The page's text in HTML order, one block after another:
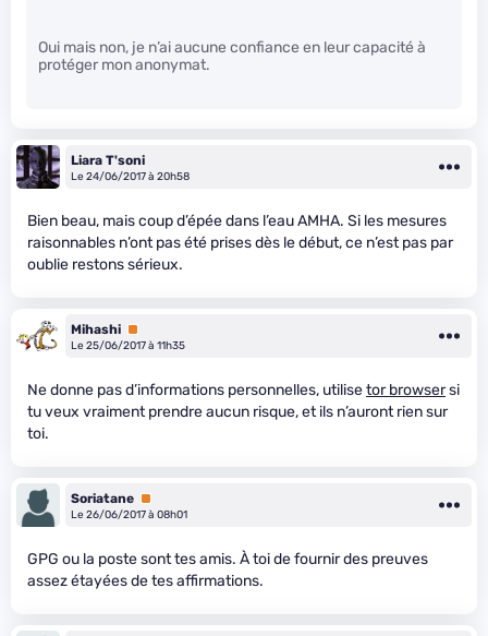
Oui mais non, je n’ai aucune confiance en leur capacité à
protéger mon anonymat.
Liara T'soni
Le 24/06/2017 à 20h58
Bien beau, mais coup d’épée dans l’eau AMHA. Si les mesures
raisonnables n’ont pas été prises dès le début, ce n’est pas par
oublie restons sérieux.
Mihashi Premium
Le 25/06/2017 à 11h35
Ne donne pas d’informations personnelles, utilisetor browsersi
tu veux vraiment prendre aucun risque, et ils n’auront rien sur
toi.
Soriatane Premium
Le 26/06/2017 à 08h01
GPG ou la poste sont tes amis. À toi de fournir des preuves
assez étayées de tes affirmations.